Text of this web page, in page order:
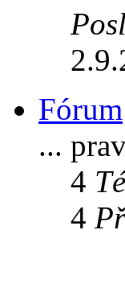
Fórum
...
4
4